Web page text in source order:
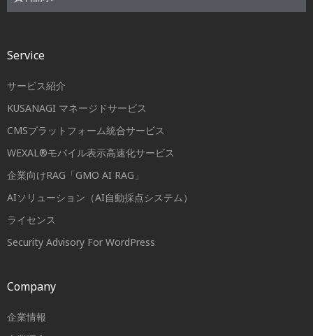
Service
サービス紹介
KUSANAGI マネージドサービス
CMSプラットフォーム統合サービス
WEXAL®モバイル表示高速化サービス
企業向けRAG「GMO AI RAG」
AIソリューション（AI自動採点システム）
ライセンス
Security Advisory For WordPress
Company
企業情報